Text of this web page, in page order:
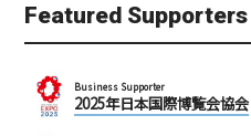
Featured Supporters
Business Supporter
2025年日本国際博覧会協会